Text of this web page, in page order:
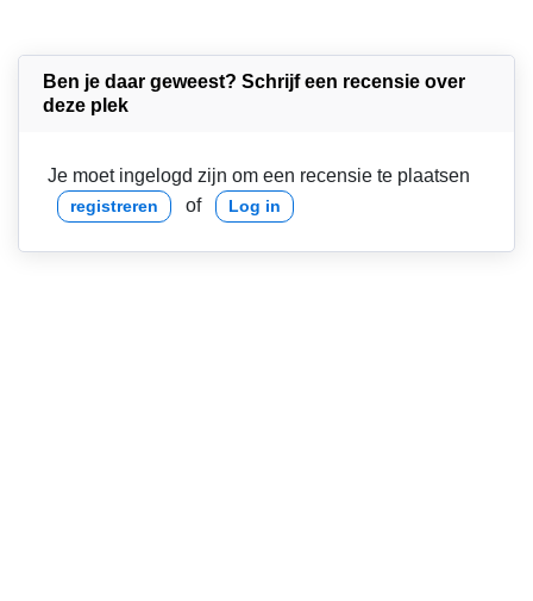
Ben je daar geweest? Schrijf een recensie over
deze plek
Je moet ingelogd zijn om een recensie te plaatsen
registreren of Log in